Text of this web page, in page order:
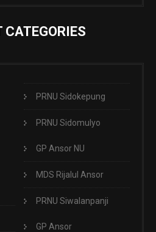
CATEGORIES
PRNU Sidokepung
PRNU Sidomulyo
GP Ansor NU
MDS Rijalul Ansor
PRNU Siwalanpanji
GP Ansor